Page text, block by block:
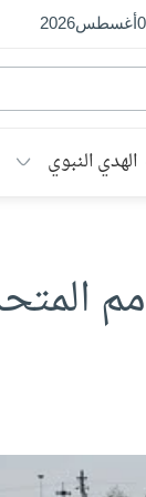
أغسطس2026
الهدي النبوي